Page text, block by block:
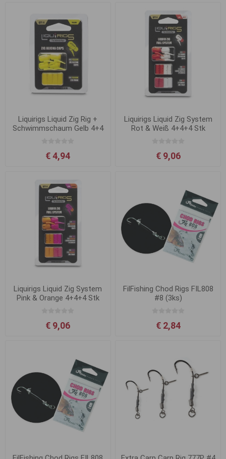
Liquirigs Liquid Zig Rig +
Schwimmschaum Gelb 4+4
€ 4,94
Liquirigs Liquid Zig System
Rot & Weiß 4+4+4 Stk
€ 9,06
Liquirigs Liquid Zig System
Pink & Orange 4+4+4 Stk
€ 9,06
FilFishing Chod Rigs FIL808
#8 (3ks)
€ 2,84